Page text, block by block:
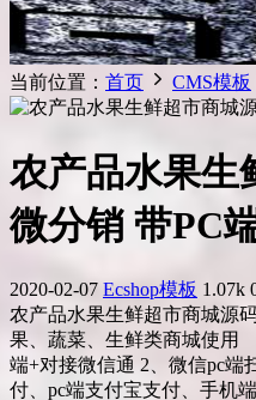
当前位置： 首页 CMS模板
农产品水果生
微分销 带PC
2020-02-07 Ecshop模板 1.07k
农产品水果生鲜超市商城源
果、蔬菜、生鲜类商城使
端+对接微信通 2、微信pc端
付、pc端支付宝支付、手机